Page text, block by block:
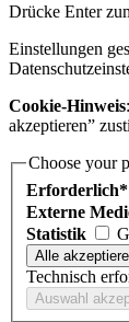
Drücke Enter
Einstellungen
Cookie-Hinweis
akzeptieren”
Choose your
Erforderlich*
Externe
Statistik
Technisch